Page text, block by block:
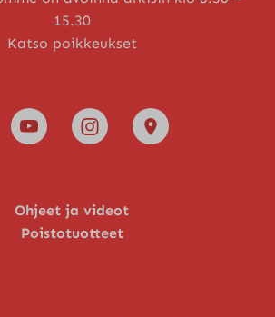
15.30
Katso poikkeukset
Ohjeet ja videot
Poistotuotteet